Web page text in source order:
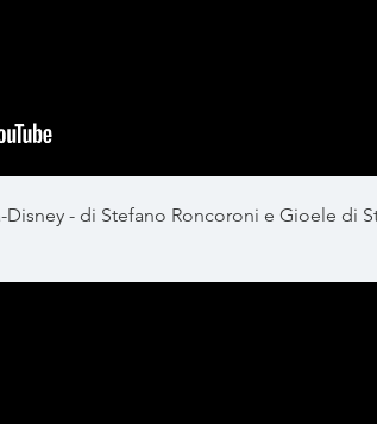
- di Stefano Roncoroni e Gioele di